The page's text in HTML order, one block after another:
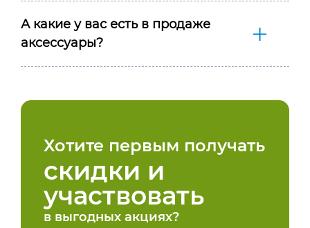
А какие у вас есть в продаже
аксессуары?
Хотите первым получать
скидки и
участвовать
в выгодных акциях?